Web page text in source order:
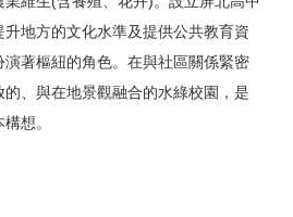
地方的文化水準及提供公共教育資
著樞紐的角色。在與社區關係緊密
、與在地景觀融合的水綠校園，是
想。